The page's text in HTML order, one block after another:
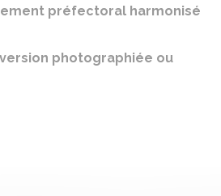
préfectoral harmonisé
photographiée ou